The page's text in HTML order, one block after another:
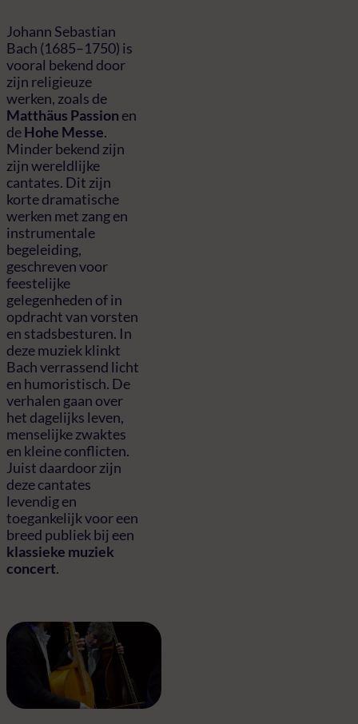
Johann Sebastian
Bach (1685–1750) is
vooral bekend door
zijn religieuze
werken, zoals de
Matthäus Passion en
deHohe Messe.
Minder bekend zijn
zijn wereldlijke
cantates. Dit zijn
korte dramatische
werken met zang en
instrumentale
begeleiding,
geschreven voor
feestelijke
gelegenheden of in
opdracht van vorsten
en stadsbesturen. In
deze muziek klinkt
Bach verrassend licht
en humoristisch. De
verhalen gaan over
het dagelijks leven,
menselijke zwaktes
en kleine conflicten.
Juist daardoor zijn
deze cantates
levendig en
toegankelijk voor een
breed publiek bij een
klassieke muziek
concert.